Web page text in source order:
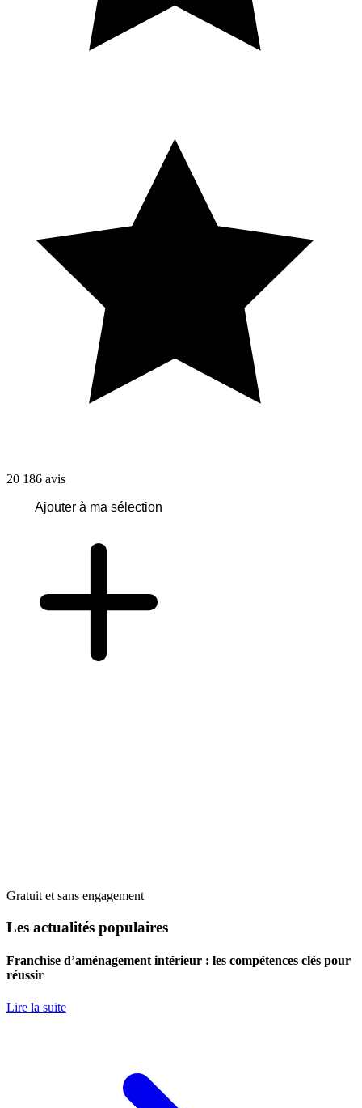
20 186 avis
Ajouter à ma sélection
Gratuit et sans engagement
Les actualités populaires
Franchise d’aménagement intérieur : les compétences clés pour
réussir
Lire la suite